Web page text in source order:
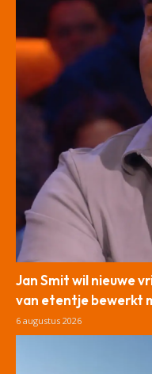
Jan Smit wil nieuwe
van etentje bewerkt
6 augustus 2026